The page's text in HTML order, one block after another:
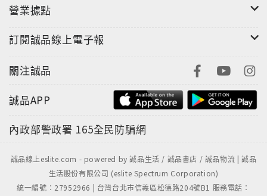
營業據點
訂閱誠品線上電子報
關注誠品
誠品APP
內政部警政署 165全民防騙網
誠品線上eslite.com - powered by 誠品生活 / 誠品書店 / 誠品物流 | 誠品
生活股份有限公司 (eslite Spectrum Corporation)
統一編號：27952966 | 台灣台北市信義區松德路204號B1 服務電話：